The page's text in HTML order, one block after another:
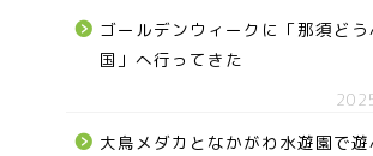
ゴールデンウィークに「那須どう
国」へ行ってきた
大鳥メダカとなかがわ水遊園で遊